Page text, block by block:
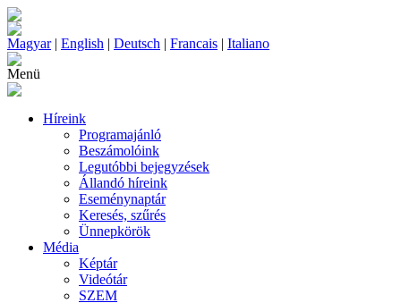
Magyar| English | Deutsch | Francais | Italiano
Menü
Híreink
Programajánló
Beszámolóink
Legutóbbi bejegyzések
Állandó híreink
Eseménynaptár
Keresés, szűrés
Ünnepkörök
Média
Képtár
Videótár
SZEM